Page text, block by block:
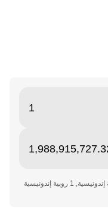
‏‏1 Wrapped Bitcoin = ‎‏‎1,988,915,727.32‏ روبية إندونيسية‏, ‎‏1 روبية إندونيسية